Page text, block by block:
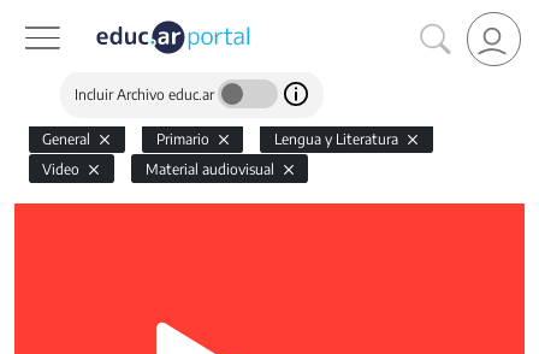
Incluir Archivo educ.ar
General Primario
Lengua y Literatura
Video
Material audiovisual